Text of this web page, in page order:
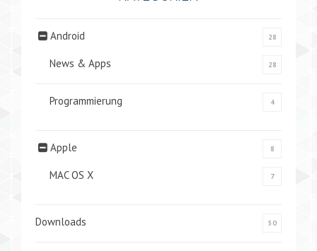
Android 28
News & Apps 28
Programmierung 4
Apple 8
MAC OS X 7
Downloads 50